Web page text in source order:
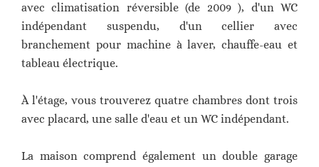
avec climatisation réversible (de 2009 ), d'un WC
indépendant suspendu, d'un cellier avec
branchement pour machine à laver, chauffe-eau et
tableau électrique.
À l'étage, vous trouverez quatre chambres dont trois
avec placard, une salle d'eau et un WC indépendant.
La maison comprend également un double garage